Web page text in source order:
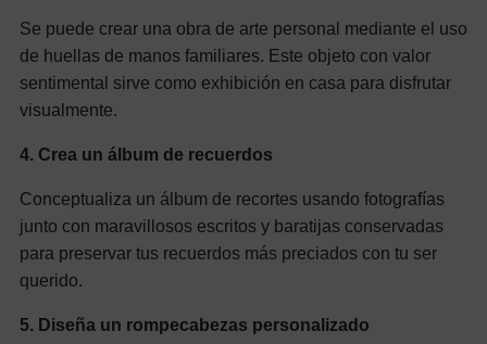
Se puede crear una obra de arte personal mediante el uso
de huellas de manos familiares. Este objeto con valor
sentimental sirve como exhibición en casa para disfrutar
visualmente.
4. Crea un álbum de recuerdos
Conceptualiza un álbum de recortes usando fotografías
junto con maravillosos escritos y baratijas conservadas
para preservar tus recuerdos más preciados con tu ser
querido.
5. Diseña un rompecabezas personalizado